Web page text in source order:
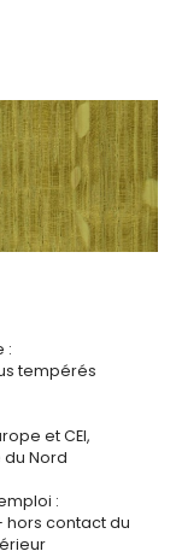
:
tempérés
et CEI,
Nord
:
hors contact du